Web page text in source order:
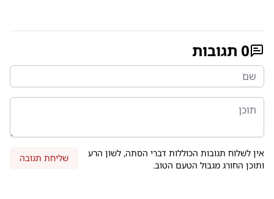
0 תגובות
אין לשלוח תגובות הכוללות דברי הסתה, לשון הרע
ותוכן החורג מגבול הטעם הטוב.
שליחת תגובה